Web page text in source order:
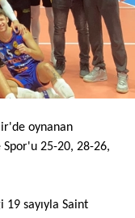
oynanan
25-20, 28-26,
19 sayıyla Saint